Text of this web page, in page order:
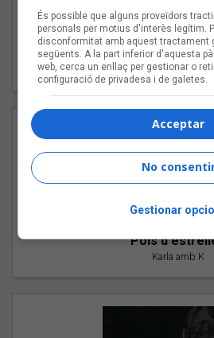
"Les
94 Rules amb
"Pols
Karla amb K
És possible que alguns proveïdors
personals per motius d'interès legítim.
disconformitat amb aquest tractament
següents. A la part inferior d'aquesta
web, cerca un enllaç per gestionar o
configuració de privadesa i de galetes.
Acceptar
No
Gestionar